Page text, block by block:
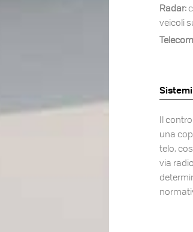
Radar:
veicoli
Il
una
telo,
via